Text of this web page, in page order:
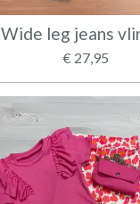
Wide leg jeans
€ 27,95